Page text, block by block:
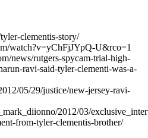
clementis-story/
watch?v=yChFjJYpQ-U&rco=1
news/rutgers-spycam-trial-high-
ravi-said-tyler-clementi-was-a-
05/29/justice/new-jersey-ravi-
2012/03/
from-tyler-clementis-brother/